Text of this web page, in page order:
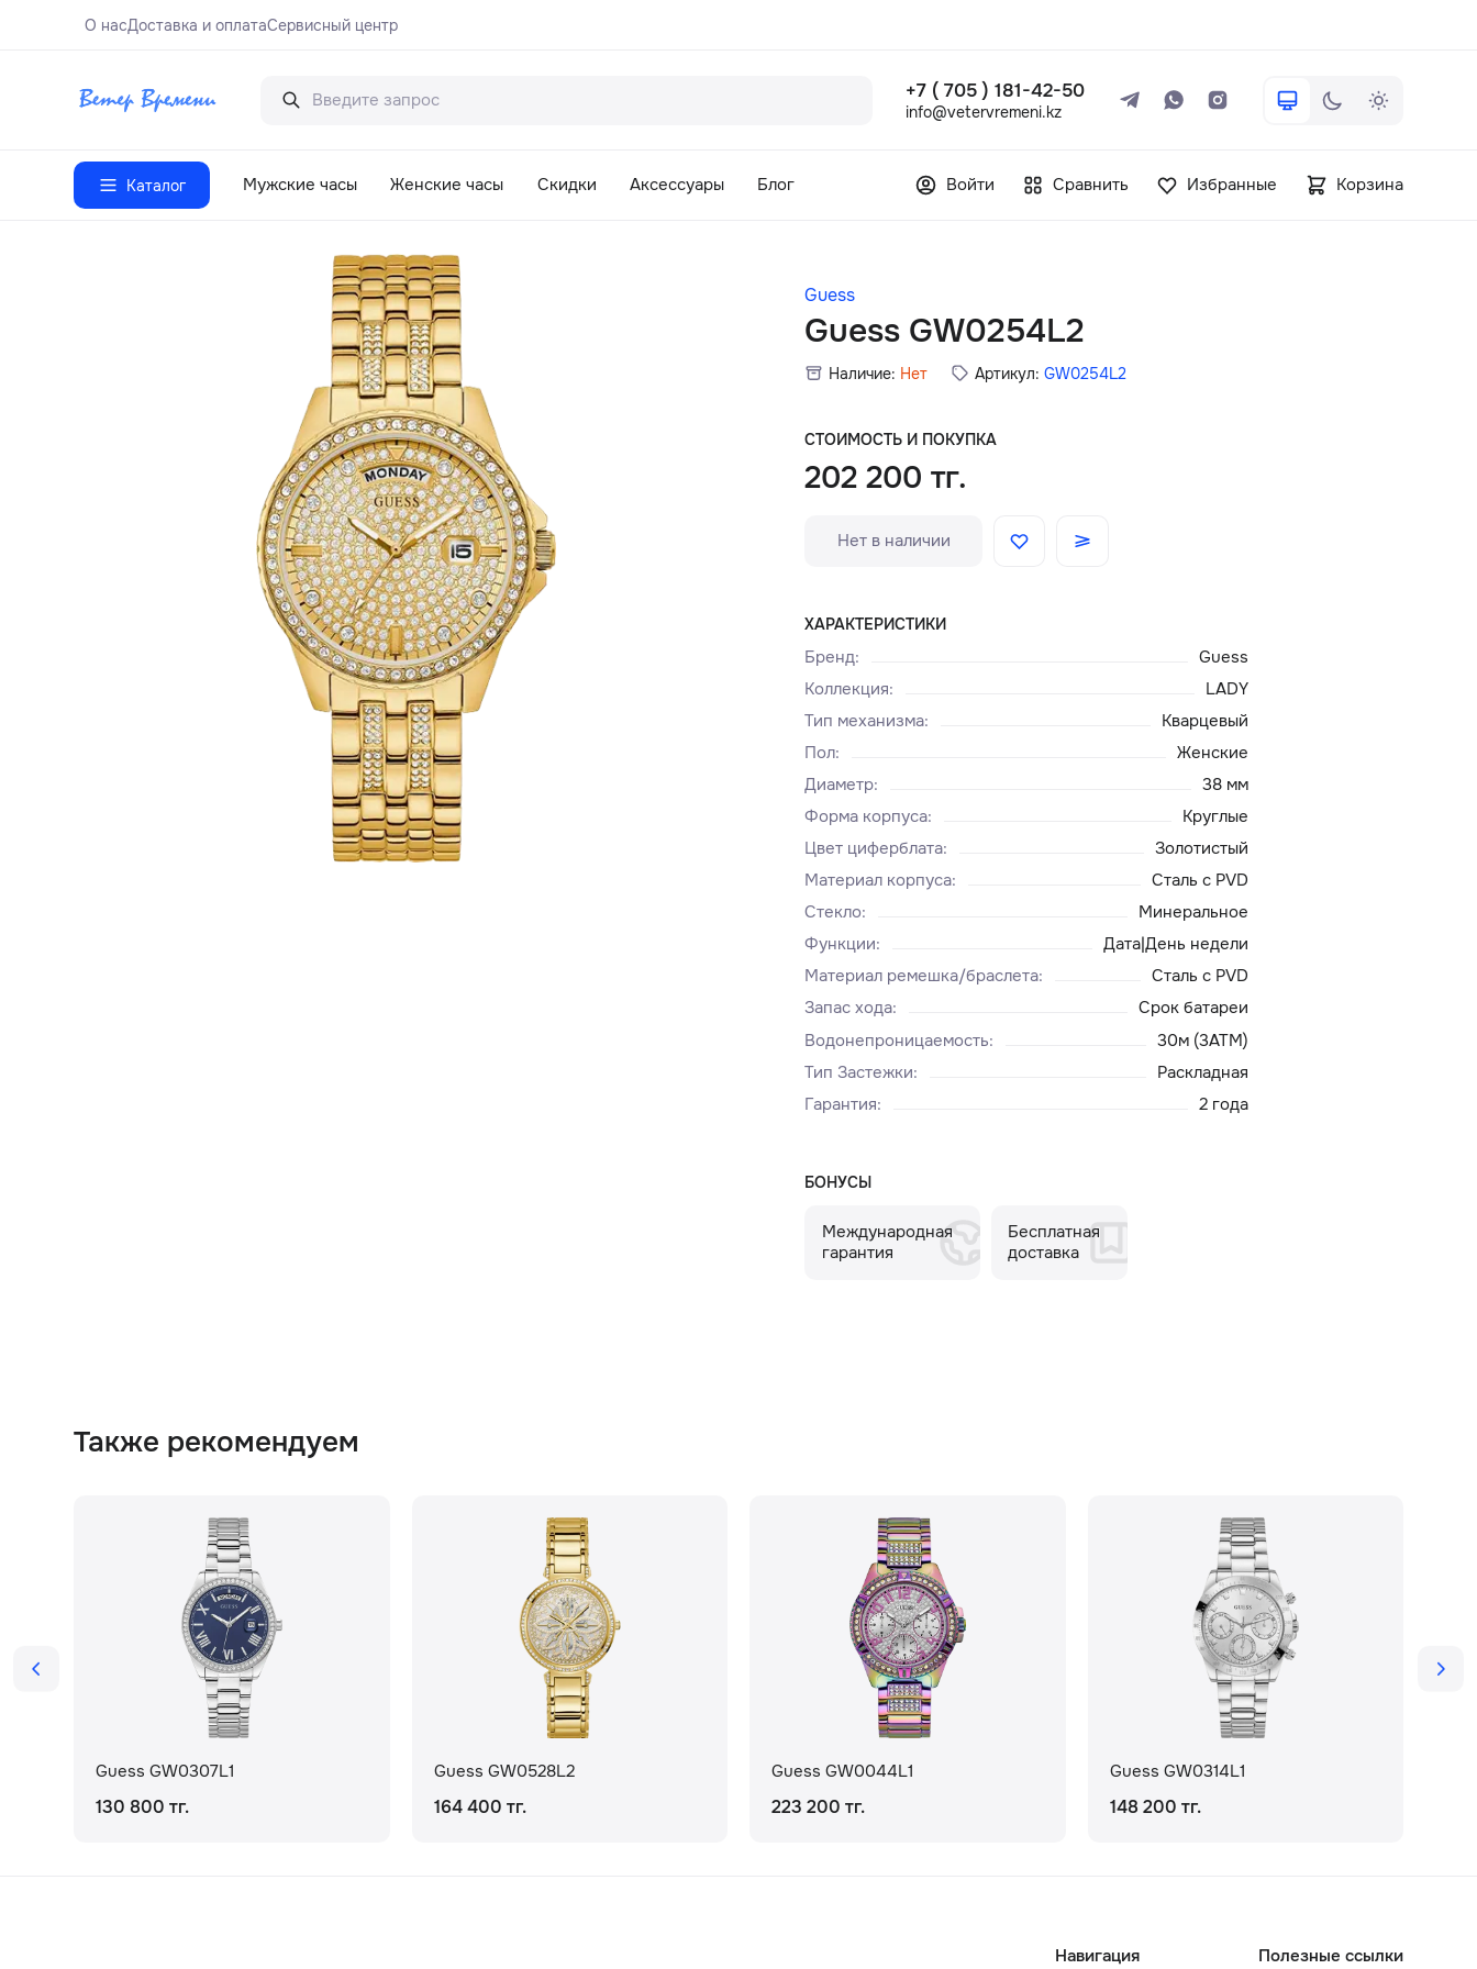
О насДоставка и оплатаСервисный центр
+7 ( 705 ) 181-42-50
info@vetervremeni.kz
Каталог Мужские часы Женские часы Скидки Аксессуары Блог Войти Сравнить Избранные Корзина
Guess
Guess GW0254L2
Наличие: Нет Артикул: GW0254L2
СТОИМОСТЬ И ПОКУПКА
202 200 тг.
Нет в наличии
ХАРАКТЕРИСТИКИ
Бренд:
Guess
Коллекция:
LADY
Тип механизма:
Кварцевый
Пол:
Женские
Диаметр:
38 мм
Форма корпуса:
Круглые
Цвет циферблата:
Золотистый
Материал корпуса:
Сталь с PVD
Стекло:
Минеральное
Функции:
Дата|День недели
Материал ремешка/браслета:
Сталь с PVD
Запас хода:
Срок батареи
Водонепроницаемость:
30м (3ATM)
Тип Застежки:
Раскладная
Гарантия: 2 года
БОНУСЫ
Международная
гарантия
Бесплатная
доставка
Также рекомендуем
Guess GW0307L1
130 800 тг.
Guess GW0528L2
164 400 тг.
Guess GW0044L1
223 200 тг.
Guess GW0314L1
148 200 тг.
Навигация Полезные ссылки
+7 ( 705 ) 181-42-50
Каталог
Доставка и оплата
Блог
Сервисный центр